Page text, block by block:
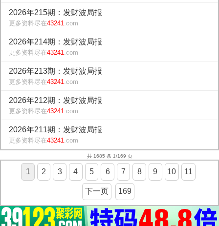
2026年215期：发财波局报
更多资料尽在43241.com
2026年214期：发财波局报
更多资料尽在43241.com
2026年213期：发财波局报
更多资料尽在43241.com
2026年212期：发财波局报
更多资料尽在43241.com
2026年211期：发财波局报
更多资料尽在43241.com
共 1685 条 1/169 页
1 2 3 4 5 6 7 8 9 10 11
下一页 169